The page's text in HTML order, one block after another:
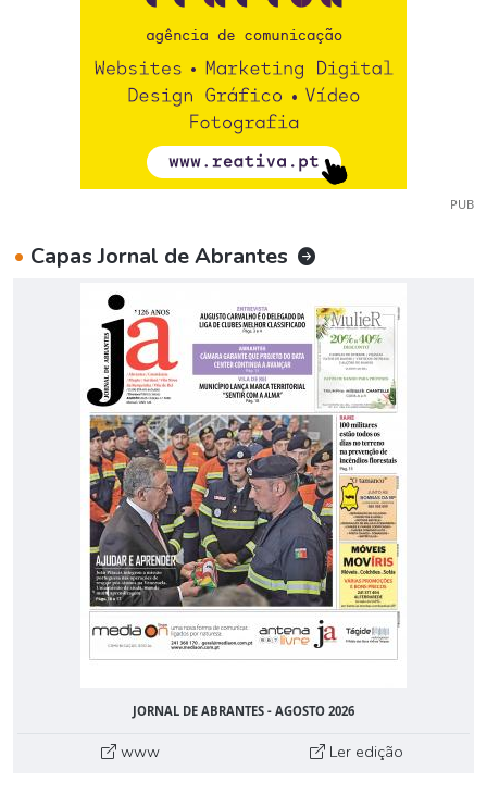
PUB
• Capas Jornal de Abrantes
JORNAL DE ABRANTES - AGOSTO 2026
www Ler edição